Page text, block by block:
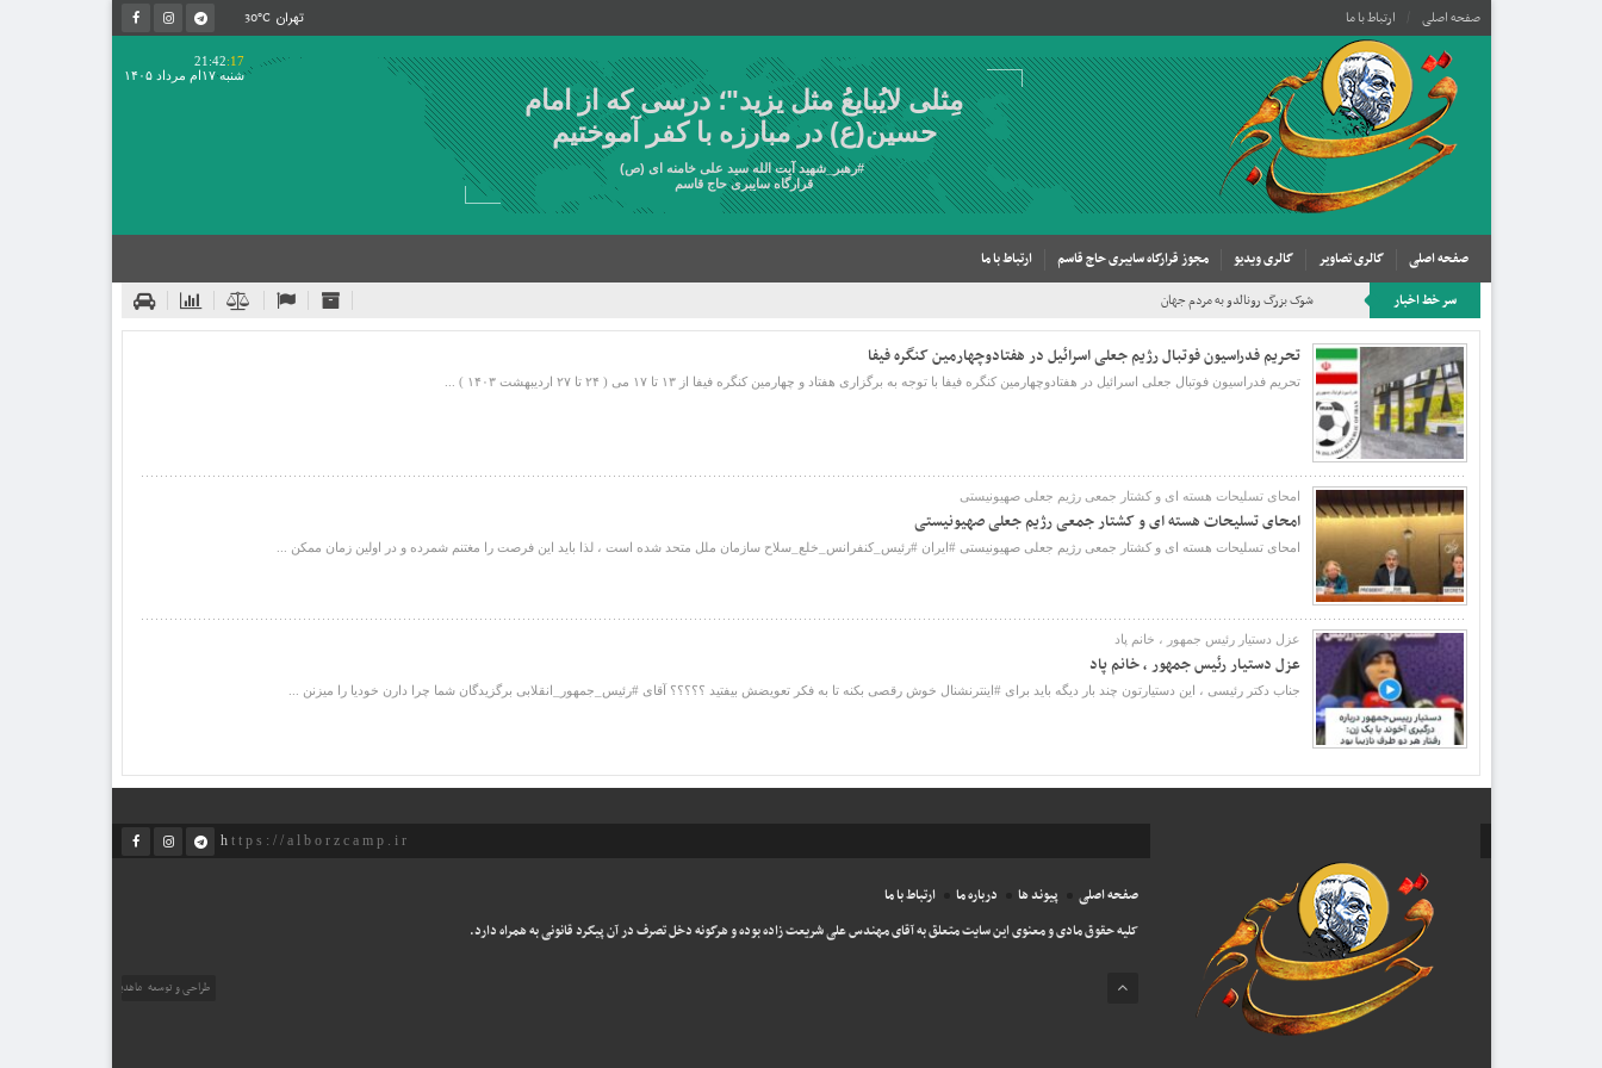
صفحه اصلی ارتباط با ما تهران 30°C
21:42:17
شنبه ۱۷ام مرداد ۱۴۰۵
مِثلی لایُبایعُ مثل یزید"؛ درسی که از امام
حسین(ع) در مبارزه با کفر آموختیم
#رهبر_شهید آیت الله سید علی خامنه ای (ص)
قرارگاه سایبری حاج قاسم
صفحه اصلی گالری تصاویر گالری ویدیو مجوز قرارگاه سایبری حاج قاسم
ارتباط با ما
سر خط اخبار
شوک بزرگ رونالدو به مردم جهان
تحریم فدراسیون فوتبال رژیم جعلی اسرائیل در هفتادوچهارمین کنگره فیفا
تحریم فدراسیون فوتبال جعلی اسرائیل در هفتادوچهارمین کنگره فیفا با توجه به برگزاری هفتاد و چهارمین کنگره فیفا از ۱۳ تا ۱۷ می ( ۲۴ تا ۲۷ اردیبهشت ۱۴۰۳ ) ...
امحای تسلیحات هسته ای و کشتار جمعی رژیم جعلی صهیونیستی
امحای تسلیحات هسته ای و کشتار جمعی رژیم جعلی صهیونیستی
امحای تسلیحات هسته ای و کشتار جمعی رژیم جعلی صهیونیستی #ایران #رئیس_کنفرانس_خلع_سلاح سازمان ملل متحد شده است ، لذا باید این فرصت را مغتنم شمرده و در اولین زمان ممکن ...
عزل دستیار رئیس جمهور ، خانم پاد
عزل دستیار رئیس جمهور ، خانم پاد
جناب دکتر رئیسی ، این دستیارتون چند بار دیگه باید برای #اینترنشنال خوش رقصی بکنه تا به فکر تعویضش بیفتید ؟؟؟؟؟ آقای #رئیس_جمهور_انقلابی برگزیدگان شما چرا دارن خودیا را میزنن ...
https://alborzcamp.ir
صفحه اصلی پیوند ها درباره ما
ارتباط با ما
کلیه حقوق مادی و معنوی این سایت متعلق به آقای مهندس علی شریعت زاده بوده و هرگونه دخل تصرف در آن پیگرد قانونی به همراه دارد.
طراحی و توسعه ماهدیس وب